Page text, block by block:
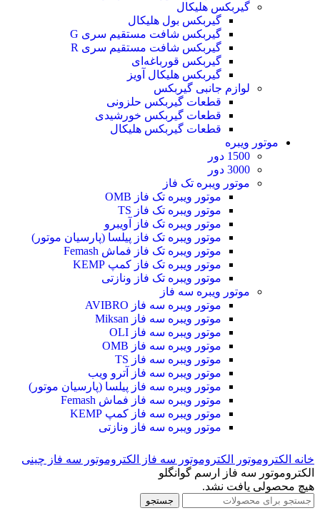
گیربکس هلیکال
گیربکس بول هلیکال
گیربکس شافت مستقیم سری G
گیربکس شافت مستقیم سری R
گیربکس قورباغه‌ای
گیربکس هلیکال آویز
لوازم جانبی گیربکس
قطعات گيربکس حلزونی
قطعات گيربکس خورشيدی
قطعات گیربکس هلیکال
موتور ویبره
1500 دور
3000 دور
موتور ویبره تک فاز
موتور ویبره تک فاز OMB
موتور ویبره تک فاز TS
موتور ویبره تک فاز آویبرو
موتور ویبره تک فاز پیلسا (پارسیان موتور)
موتور ویبره تک فاز فماش Femash
موتور ویبره تک فاز کمپ KEMP
موتور ویبره تک فاز ونازتی
موتور ویبره سه فاز
موتور ویبره سه فاز AVIBRO
موتور ویبره سه فاز Miksan
موتور ویبره سه فاز OLI
موتور ویبره سه فاز OMB
موتور ویبره سه فاز TS
موتور ویبره سه فاز آترو ویب
موتور ویبره سه فاز پیلسا (پارسیان موتور)
موتور ویبره سه فاز فماش Femash
موتور ویبره سه فاز کمپ KEMP
موتور ویبره سه فاز ونازتی
خانه الکتروموتور الکتروموتور سه فاز
الکتروموتور سه فاز چینی
الکتروموتور سه فاز ارسم گوانگلو
هیچ محصولی یافت نشد.
جستجو